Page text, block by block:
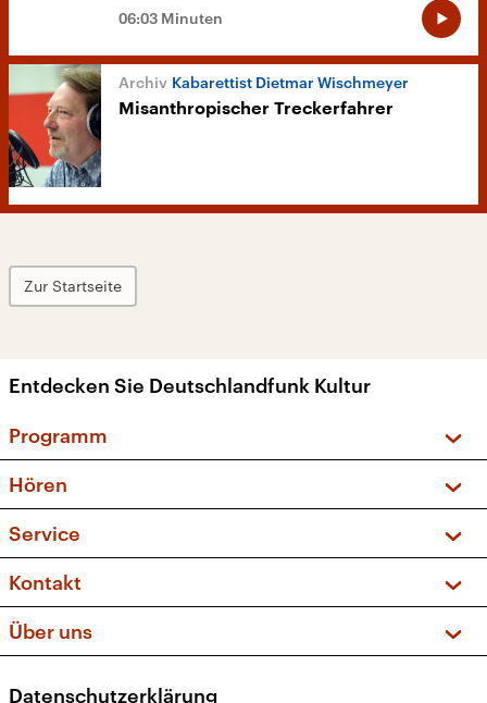
06:03 Minuten
Kabarettist Dietmar Wischmeyer
Misanthropischer Treckerfahrer
Zur Startseite
Entdecken Sie Deutschlandfunk Kultur
Programm
Sendungen und Podcasts
Musikliste
Kakadu – Das Kinderprogramm
Hören
Frequenzen (UKW + DAB+)
Service
FAQ
Apps
Newsletter
Kontakt
Social Media
Über uns
Datenschutzerklärung